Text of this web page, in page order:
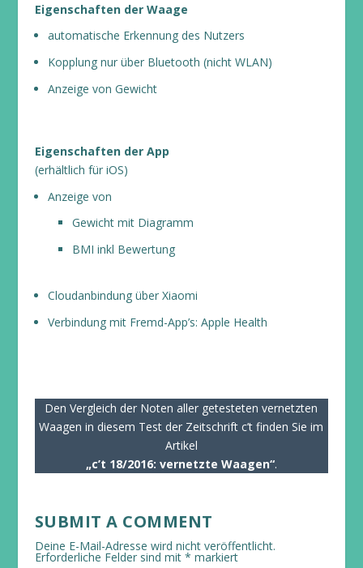
Eigenschaften der Waage
automatische Erkennung des Nutzers
Kopplung nur über Bluetooth (nicht WLAN)
Anzeige von Gewicht
Eigenschaften der App
(erhältlich für iOS)
Anzeige von
Gewicht mit Diagramm
BMI inkl Bewertung
Cloudanbindung über Xiaomi
Verbindung mit Fremd-App’s: Apple Health
Den Vergleich der Noten aller getesteten vernetzten
Waagen in diesem Test der Zeitschrift c’t finden Sie im
Artikel
„c’t 18/2016: vernetzte Waagen“.
SUBMIT A COMMENT
Deine E-Mail-Adresse wird nicht veröffentlicht.
Erforderliche Felder sind mit * markiert